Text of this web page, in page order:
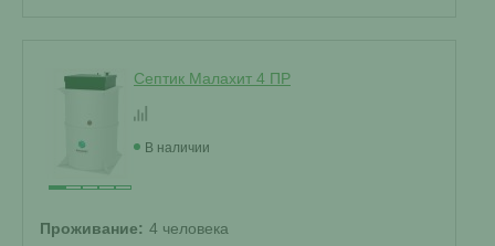
Септик Малахит 4 ПР
В наличии
Проживание: 4 человека